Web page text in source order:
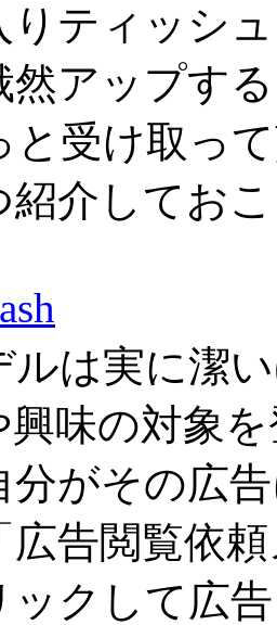
りティッシ
然アップす
と受け取っ
紹介してお
は実に潔
興味の対象
分がその広
広告閲覧依
ックして広